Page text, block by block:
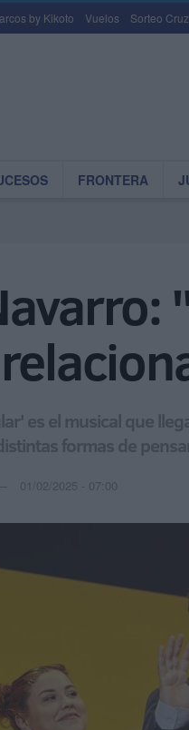
by Kikoto Vuelos Sorteo
FRONTERA
es el musical que
formas de
01/02/2025 - 07:00